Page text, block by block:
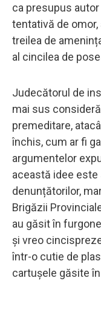
ca presupus
tentativă de omor,
treilea de
al cincilea de
Judecătorul de
mai sus
premeditare,
închis, cum ar fi
argumentelor
această idee
denunțătorilor,
Brigăzii
au găsit în
și vreo
într-o cutie de
cartușele găsite